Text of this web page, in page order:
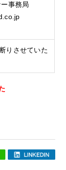
事務局
りさせていた